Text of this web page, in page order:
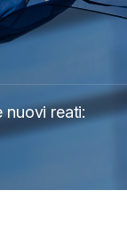
nuovi reati: